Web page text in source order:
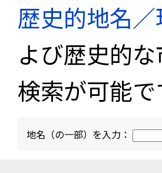
歴史的地名
よび歴史的
検索が可能で
地名（の一部）を入力：